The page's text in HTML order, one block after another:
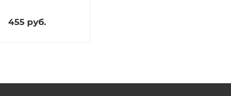
455 руб.